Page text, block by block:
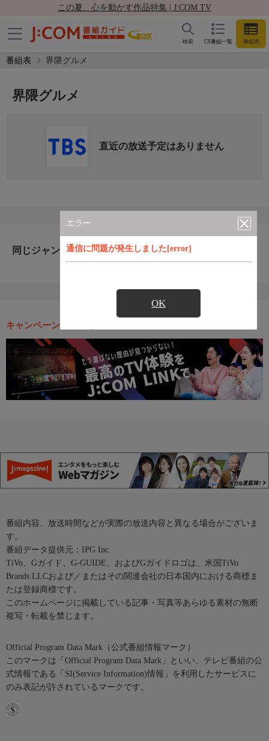
この夏、心を動かす作品特集 | J:COM TV
CS番組一覧 番組表
検索
番組表 界隈グルメ
エラー
通信に問題が発生しました[error]
OK
界隈グルメ
直近の放送予定はありません
同じジャンルのおすすめ番組
キャンペーン・お得な情報
番組内容、放送時間などが実際の放送内容と異なる場合がございま
す。
番組データ提供元：IPG Inc.
TiVo、Gガイド、G-GUIDE、およびGガイドロゴは、米国TiVo
Brands LLCおよび／またはその関連会社の日本国内における商標ま
たは登録商標です。
このホームページに掲載している記事・写真等あらゆる素材の無断
複写・転載を禁じます。
Official Program Data Mark（公式番組情報マーク）
このマークは「Official Program Data Mark」といい、テレビ番組の公
式情報である「SI(Service Information)情報」を利用したサービスに
のみ表記が許されているマークです。